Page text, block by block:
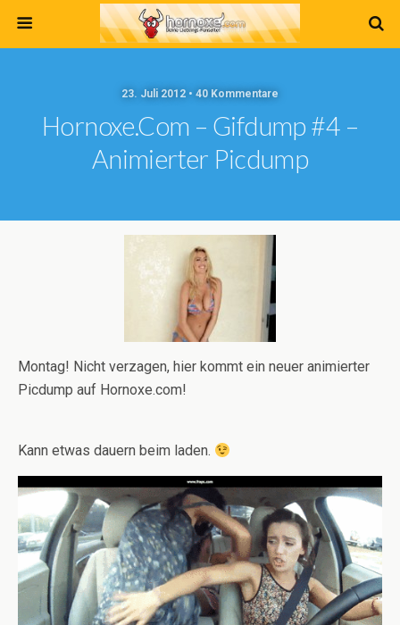
23. Juli 2012 • 40 Kommentare
Hornoxe.com – Gifdump #4 –
Animierter Picdump
Montag! Nicht verzagen, hier kommt ein neuer animierter
Picdump auf Hornoxe.com!
Kann etwas dauern beim laden.